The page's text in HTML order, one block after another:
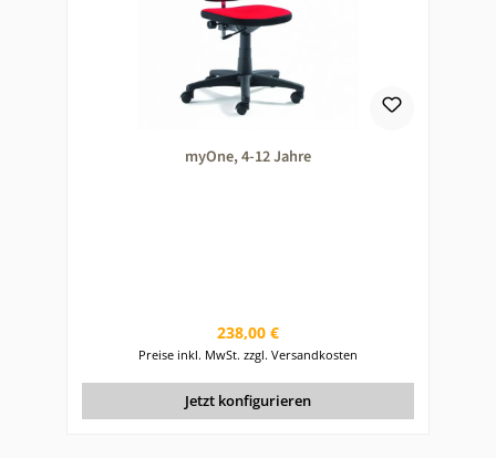
myOne, 4-12 Jahre
Regulärer Preis:
238,00 €
Preise inkl. MwSt. zzgl. Versandkosten
Jetzt konfigurieren